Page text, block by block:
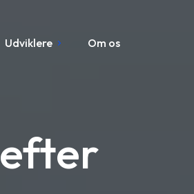
Udviklere Om os